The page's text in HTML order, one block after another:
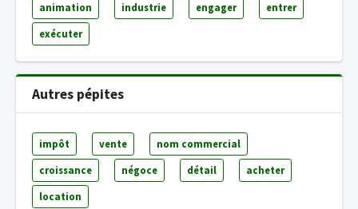
animation industrie engager entrer
exécuter
Autres pépites
impôt vente nom commercial
croissance négoce détail acheter
location